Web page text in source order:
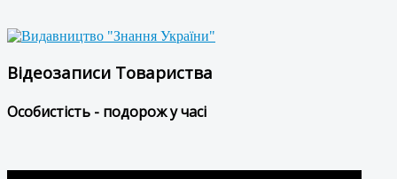
Відеозаписи Товариства
Особистість - подорож у часі